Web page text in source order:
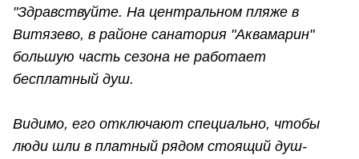
"Здравствуйте. На центральном пляже в
Витязево, в районе санатория "Аквамарин"
большую часть сезона не работает
бесплатный душ.
Видимо, его отключают специально, чтобы
люди шли в платный рядом стоящий душ-